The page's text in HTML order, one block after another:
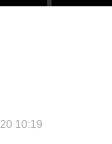
10:19